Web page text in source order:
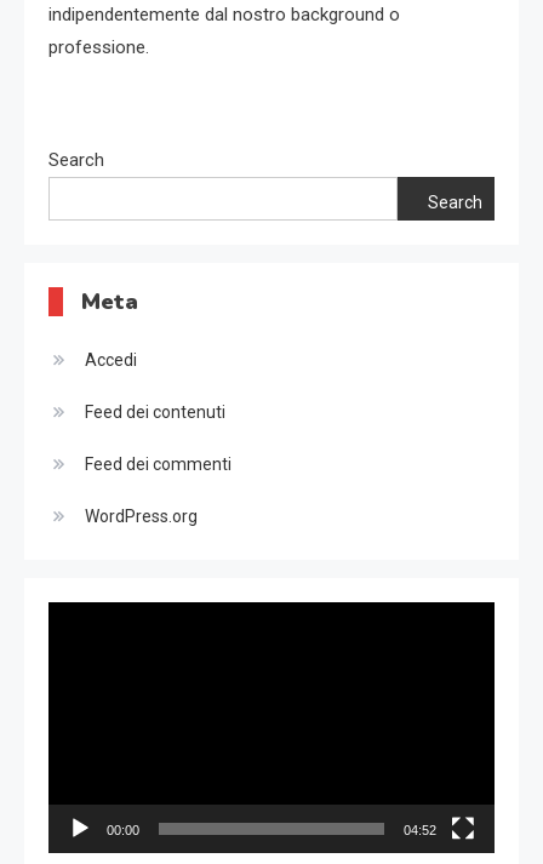
indipendentemente dal nostro background o
professione.
Search
Search
Meta
Accedi
Feed dei contenuti
Feed dei commenti
WordPress.org
00:00 04:52